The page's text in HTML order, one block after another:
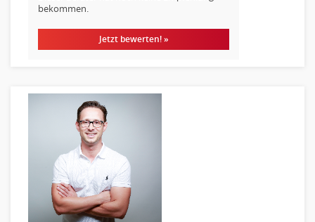
Sanitätsdienst, ambulanter Dienst
Strahlentherapie
Außendienst
Kundenservice
Vertrieb & Verkauf Leitung, Teamleitung
Pharmaberater
Pre-Sales
Telesales
Verkauf (Handel)
bekommen.
Jetzt bewerten! »